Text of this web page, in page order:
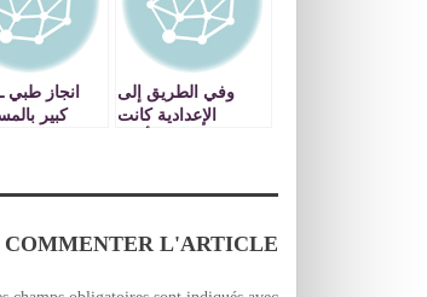
وفي الطريق إلى
الإعدادية كانت
انجاز طبي
كبير
السادس
COMMENTER L'ARTICLE